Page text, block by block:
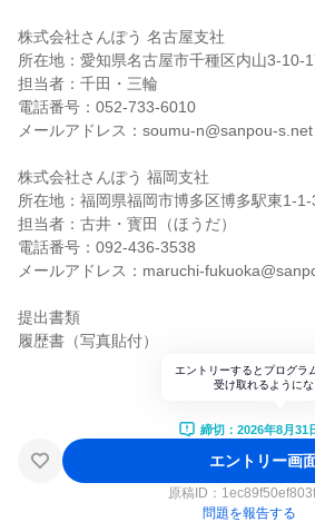
株式会社さんぽう 名古屋支社
所在地：愛知県名古屋市千種区内山3-10-
担当者：千田・三輪
電話番号：052-733-6010
メールアドレス：soumu-n@sanpou-s.net
株式会社さんぽう 福岡支社
所在地：福岡県福岡市博多区博多駅東1-
担当者：古井・寳田（ほうだ）
電話番号：092-436-3538
メールアドレス：maruchi-
提出書類
履歴書（写真貼付）
エントリーするとプログラ
受け取れるように
締切：2026年8月31
エントリー画
原稿ID：
問題を報告する